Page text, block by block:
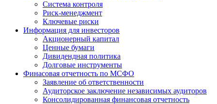
Система контроля
Риск-менеджмент
Ключевые риски
Информация для инвесторов
Акционерный капитал
Ценные бумаги
Дивидендная политика
Долговые инструменты
Финасовая отчетность по МСФО
Заявление об ответственности
Аудиторское заключение независимых аудиторов
Консолидированная финансовая отчетность